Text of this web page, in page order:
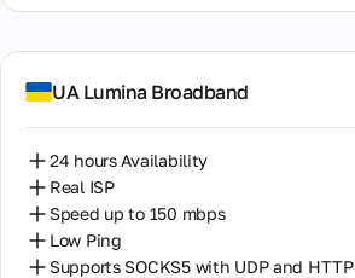
UA Lumina Broadband
24 hours Availability
Real ISP
Speed up to 150 mbps
Low Ping
Supports SOCKS5 with UDP and HTTP